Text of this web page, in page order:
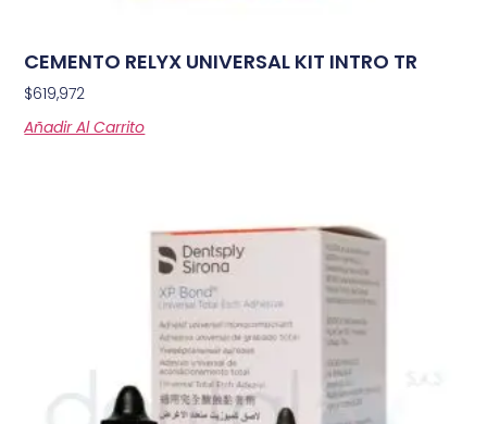
CEMENTO RELYX UNIVERSAL KIT INTRO TR
$619,972
Añadir Al Carrito